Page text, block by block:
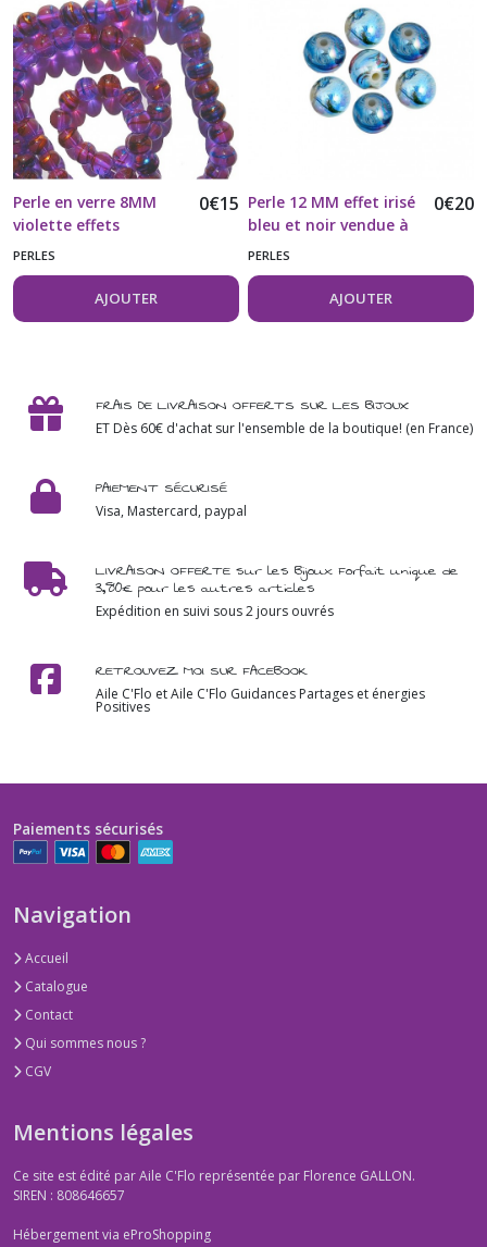
Perle en verre 8MM
violette effets
multicolores vendue à
l'unité
0€15
PERLES
AJOUTER
Perle 12 MM effet irisé
bleu et noir vendue à
l'unité
0€20
PERLES
AJOUTER
FRAIS DE LIVRAISON OFFERTS SUR LES BIJOUX
ET Dès 60€ d'achat sur l'ensemble de la boutique! (en France)
PAIEMENT SÉCURISÉ
Visa, Mastercard, paypal
LIVRAISON OFFERTE sur les Bijoux Forfait unique de
3,80€ pour les autres articles
Expédition en suivi sous 2 jours ouvrés
RETROUVEZ MOI SUR FACEBOOK
Aile C'Flo et Aile C'Flo Guidances Partages et énergies
Positives
Paiements sécurisés
Navigation
Accueil
Catalogue
Contact
Qui sommes nous ?
CGV
Mentions légales
Ce site est édité par Aile C'Flo représentée par Florence GALLON.
SIREN : 808646657
Hébergement via eProShopping